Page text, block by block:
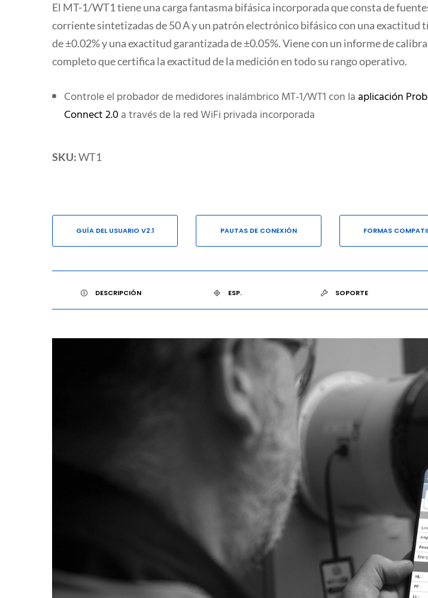
El MT-1/WT1 tiene una carga fantasma bifásica incorporada que consta de
corriente sintetizadas de 50 A y un patrón electrónico bifásico con una exactitud
de ±0.02% y una exactitud garantizada de ±0.05%. Viene con un informe de
completo que certifica la exactitud de la medición en todo su rango operativo.
Controle el probador de medidores inalámbrico MT-1/WT1 con laaplicación
Connect 2.0 a través de la red WiFi privada incorporada
SKU:WT1
GUÍA DEL USUARIO V2.1 PAUTAS DE CONEXIÓN FORMAS
DESCRIPCIÓN ESP. SOPORTE